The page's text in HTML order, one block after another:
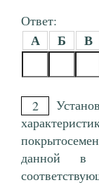
Ответ:
А Б В
2
данной в